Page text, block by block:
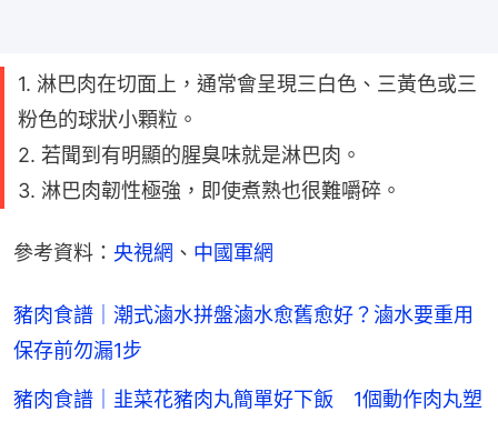
1. 淋巴肉在切面上，通常會呈現三白色、三黃色或三
粉色的球狀小顆粒。
2. 若聞到有明顯的腥臭味就是淋巴肉。
3. 淋巴肉韌性極強，即使煮熟也很難嚼碎。
參考資料： 央視網 、 中國軍網
豬肉食譜｜潮式滷水拼盤滷水愈舊愈好？滷水要重用
保存前勿漏1步
豬肉食譜｜韭菜花豬肉丸簡單好下飯 1個動作肉丸塑